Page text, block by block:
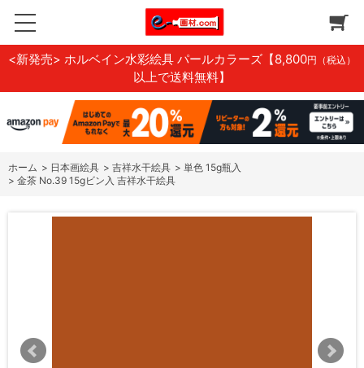
<新発売> ホルベイン水彩絵具 パールカラーズ 【8,800円（税込）
以上で送料無料】
ホーム > 日本画絵具 > 吉祥水干絵具 > 単色 15g瓶入
> 金茶 No.39 15gビン入 吉祥水干絵具